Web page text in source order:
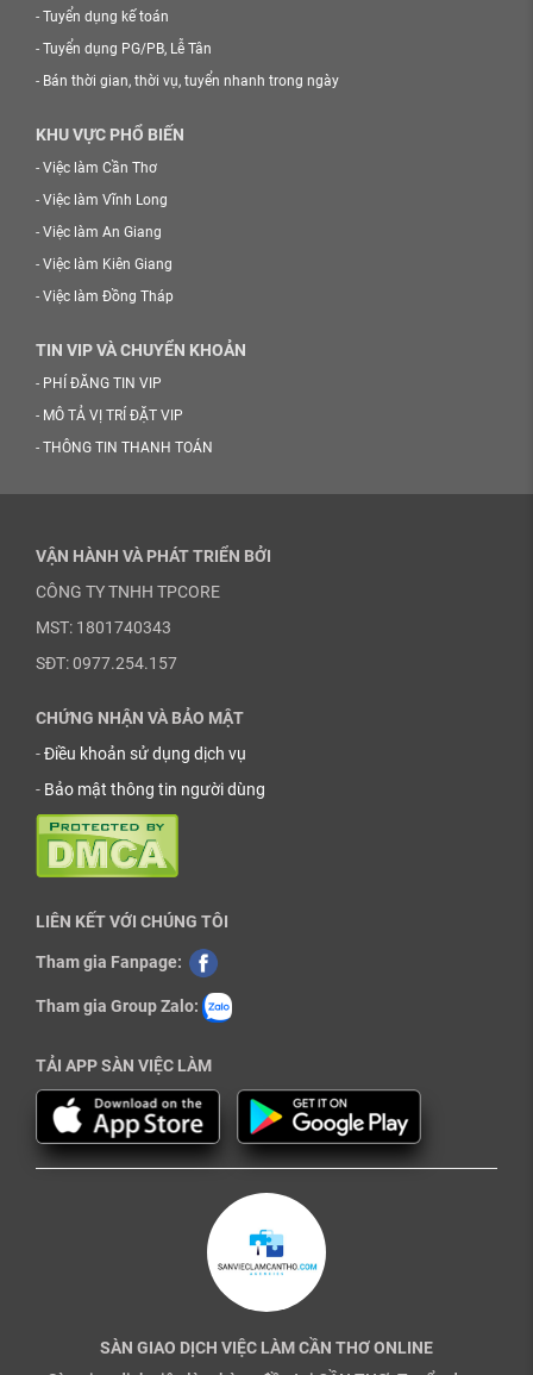
- Tuyển dụng kế toán
- Tuyển dụng PG/PB, Lễ Tân
- Bán thời gian, thời vụ, tuyển nhanh trong ngày
KHU VỰC PHỔ BIẾN
- Việc làm Cần Thơ
- Việc làm Vĩnh Long
- Việc làm An Giang
- Việc làm Kiên Giang
- Việc làm Đồng Tháp
TIN VIP VÀ CHUYỂN KHOẢN
- PHÍ ĐĂNG TIN VIP
- MÔ TẢ VỊ TRÍ ĐẶT VIP
- THÔNG TIN THANH TOÁN
VẬN HÀNH VÀ PHÁT TRIỂN BỞI
CÔNG TY TNHH TPCORE
MST: 1801740343
SĐT: 0977.254.157
CHỨNG NHẬN VÀ BẢO MẬT
-Điều khoản sử dụng dịch vụ
- Bảo mật thông tin người dùng
LIÊN KẾT VỚI CHÚNG TÔI
Tham gia Fanpage:
Tham gia Group Zalo:
TẢI APP SÀN VIỆC LÀM
SÀN GIAO DỊCH VIỆC LÀM CẦN THƠ ONLINE